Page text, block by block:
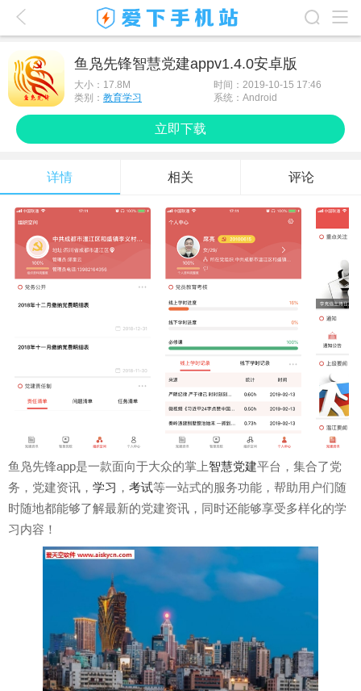
应用排行榜
最新游戏
最新应用
手机使用
游戏攻略
鱼凫先锋智慧党建appv1.4.0安卓版
大小： 17.8M
时间：2019-10-15 17:46
类别： 教育学习 系统：Android
立即下载
详情 相关 评论
鱼凫先锋app是一款面向于大众的掌上智慧党建平台，集合了党
务，党建资讯， 学习 ， 考试等一站式的服务功能，帮助用户们随
时随地都能够了解最新的党建资讯，同时还能够享受多样化的学
习内容！